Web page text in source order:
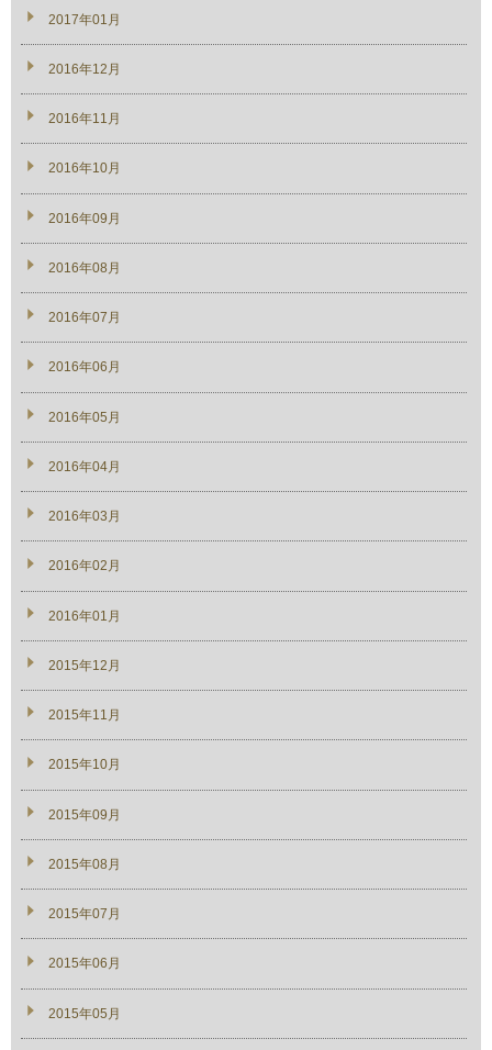
2017年01月
2016年12月
2016年11月
2016年10月
2016年09月
2016年08月
2016年07月
2016年06月
2016年05月
2016年04月
2016年03月
2016年02月
2016年01月
2015年12月
2015年11月
2015年10月
2015年09月
2015年08月
2015年07月
2015年06月
2015年05月